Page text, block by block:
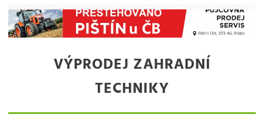
VÝPRODEJ ZAHRADNÍ
TECHNIKY